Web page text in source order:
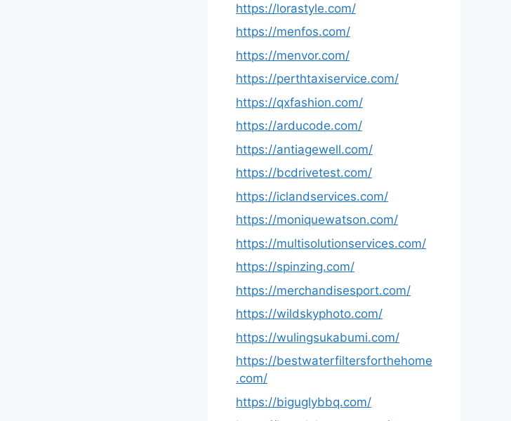
https://lorastyle.com/
https://menfos.com/
https://menvor.com/
https://perthtaxiservice.com/
https://qxfashion.com/
https://arducode.com/
https://antiagewell.com/
https://bcdrivetest.com/
https://iclandservices.com/
https://moniquewatson.com/
https://multisolutionservices.com/
https://spinzing.com/
https://merchandisesport.com/
https://wildskyphoto.com/
https://wulingsukabumi.com/
https://bestwaterfiltersforthehome
.com/
https://biguglybbq.com/